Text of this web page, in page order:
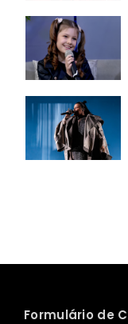
Formulário de